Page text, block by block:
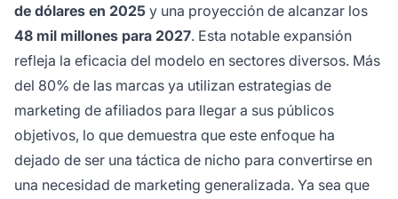
de dólares en 2025 y una proyección de alcanzar los
48 mil millones para 2027. Esta notable expansión
refleja la eficacia del modelo en sectores diversos. Más
del 80% de las marcas ya utilizan estrategias de
marketing de afiliados para llegar a sus públicos
objetivos, lo que demuestra que este enfoque ha
dejado de ser una táctica de nicho para convertirse en
una necesidad de marketing generalizada. Ya sea que